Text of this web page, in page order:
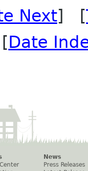
Next] [
Date
News
Press Releases